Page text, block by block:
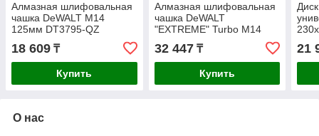
Алмазная шлифовальная
чашка DeWALT М14
125мм DT3795-QZ
18 609 ₸
Купить
Алмазная шлифовальная
чашка DeWALT
"EXTREME" Turbo М14
125мм DT3797-QZ
32 447₸
Купить
21
О нас